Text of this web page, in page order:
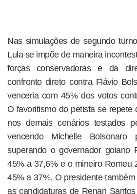
Nas simulações de segundo
Lula se impõe de maneira
forças conservadoras e da
confronto direto contra Flávio
venceria com 45% dos votos
O favoritismo do petista se repete
nos demais cenários testados
vencendo Michelle
superando o governador goiano
45% a 37,6% e o mineiro Romeu
45% a 37%. O presidente
as candidaturas de Renan